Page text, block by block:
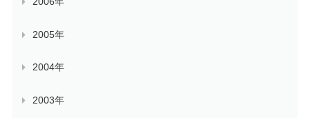
2005年
2004年
2003年